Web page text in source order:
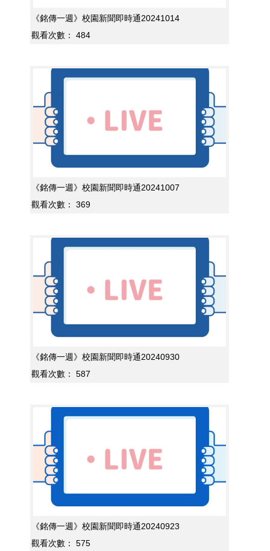
《銘傳一週》校園新聞即時通20241014
觀看次數：
484
《銘傳一週》校園新聞即時通20241007
觀看次數：
369
《銘傳一週》校園新聞即時通20240930
觀看次數：
587
《銘傳一週》校園新聞即時通20240923
觀看次數：
575